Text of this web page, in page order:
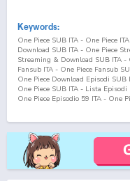
Keywords:
One Piece SUB ITA - One Piece
Download SUB ITA - One Piece
Streaming & Download SUB ITA -
Fansub ITA - One Piece Fansub
One Piece Download Episodi
One Piece SUB ITA - Lista
One Piece Episodio 59 ITA - One